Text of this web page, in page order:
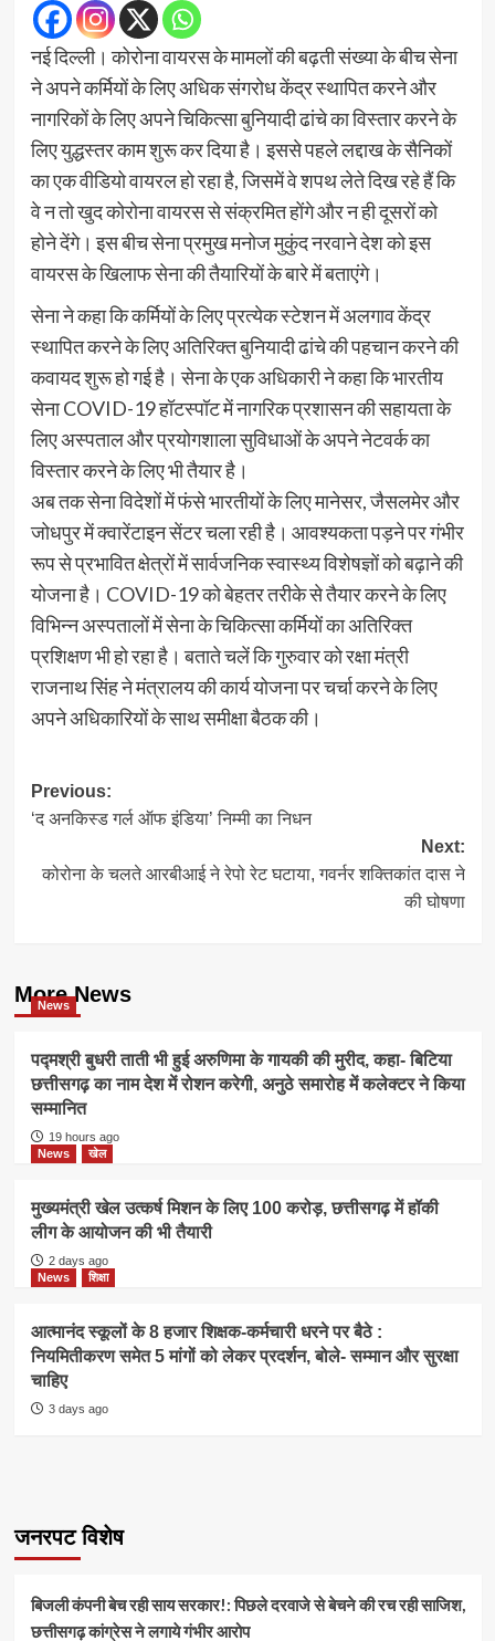
नई दिल्ली। कोरोना वायरस के मामलों की बढ़ती संख्या के बीच सेना
ने अपने कर्मियों के लिए अधिक संगरोध केंद्र स्थापित करने और
नागरिकों के लिए अपने चिकित्सा बुनियादी ढांचे का विस्तार करने के
लिए युद्धस्तर काम शुरू कर दिया है। इससे पहले लद्दाख के सैनिकों
का एक वीडियो वायरल हो रहा है, जिसमें वे शपथ लेते दिख रहे हैं कि
वे न तो खुद कोरोना वायरस से संक्रमित होंगे और न ही दूसरों को
होने देंगे। इस बीच सेना प्रमुख मनोज मुकुंद नरवाने देश को इस
वायरस के खिलाफ सेना की तैयारियों के बारे में बताएंगे।
सेना ने कहा कि कर्मियों के लिए प्रत्येक स्टेशन में अलगाव केंद्र
स्थापित करने के लिए अतिरिक्त बुनियादी ढांचे की पहचान करने की
कवायद शुरू हो गई है। सेना के एक अधिकारी ने कहा कि भारतीय
सेना COVID-19 हॉटस्पॉट में नागरिक प्रशासन की सहायता के
लिए अस्पताल और प्रयोगशाला सुविधाओं के अपने नेटवर्क का
विस्तार करने के लिए भी तैयार है।
अब तक सेना विदेशों में फंसे भारतीयों के लिए मानेसर, जैसलमेर और
जोधपुर में क्वारेंटाइन सेंटर चला रही है। आवश्यकता पड़ने पर गंभीर
रूप से प्रभावित क्षेत्रों में सार्वजनिक स्वास्थ्य विशेषज्ञों को बढ़ाने की
योजना है। COVID-19 को बेहतर तरीके से तैयार करने के लिए
विभिन्न अस्पतालों में सेना के चिकित्सा कर्मियों का अतिरिक्त
प्रशिक्षण भी हो रहा है। बताते चलें कि गुरुवार को रक्षा मंत्री
राजनाथ सिंह ने मंत्रालय की कार्य योजना पर चर्चा करने के लिए
अपने अधिकारियों के साथ समीक्षा बैठक की।
Post
navigation
Previous:
‘द अनकिस्ड गर्ल ऑफ इंडिया’ निम्मी का निधन
Next:
कोरोना के चलते आरबीआई ने रेपो रेट घटाया, गवर्नर शक्तिकांत दास ने
की घोषणा
More News
News
पद्मश्री बुधरी ताती भी हुई अरुणिमा के गायकी की मुरीद, कहा- बिटिया
छत्तीसगढ़ का नाम देश में रोशन करेगी, अनुठे समारोह में कलेक्टर ने किया
सम्मानित
19 hours ago
News
खेल
मुख्यमंत्री खेल उत्कर्ष मिशन के लिए 100 करोड़, छत्तीसगढ़ में हॉकी
लीग के आयोजन की भी तैयारी
2 days ago
News
शिक्षा
आत्मानंद स्कूलों के 8 हजार शिक्षक-कर्मचारी धरने पर बैठे :
नियमितीकरण समेत 5 मांगों को लेकर प्रदर्शन, बोले- सम्मान और सुरक्षा
चाहिए
3 days ago
जनरपट विशेष
बिजली कंपनी बेच रही साय सरकार!: पिछले दरवाजे से बेचने की रच रही साजिश,
छत्तीसगढ़ कांग्रेस ने लगाये गंभीर आरोप